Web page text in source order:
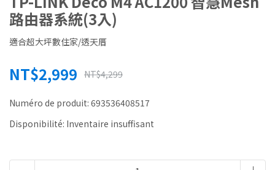
路由器系統(3入)
適合超大坪數住家/透天厝
NT$2,999 NT$4,299
Numéro de produit: 693536408517
Disponibilité: Inventaire insuffisant